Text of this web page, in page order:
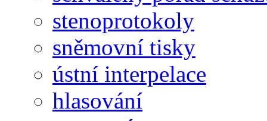
stenoprotokoly
sněmovní tisky
ústní interpelace
hlasování